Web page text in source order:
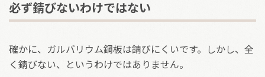
必ず錆びないわけではない
確かに、ガルバリウム鋼板は錆びにくいです。しかし、全
く錆びない、というわけではありません。